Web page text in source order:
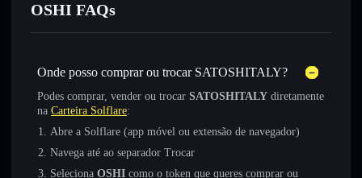
OSHI FAQs
Onde posso comprar ou trocar SATOSHITALY?
Podes comprar, vender ou trocar SATOSHITALY diretamente
na Carteira Solflare:
Abre a Solflare (app móvel ou extensão de navegador)
Navega até ao separador Trocar
Seleciona OSHI como o token que queres comprar ou